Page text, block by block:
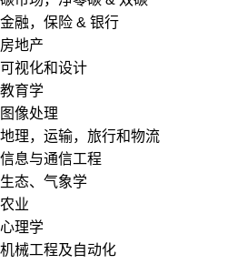
金融，保险 & 银行
房地产
可视化和设计
教育学
图像处理
地理，运输，旅行和物流
信息与通信工程
生态、气象学
农业
心理学
机械工程及自动化